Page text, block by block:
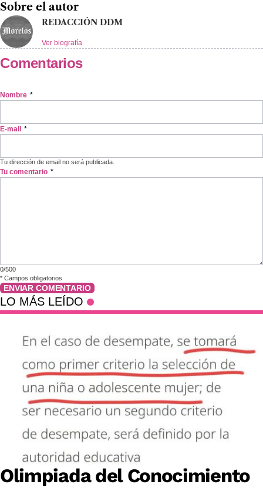
Sobre el autor
REDACCIÓN DDM
Ver biografía
Comentarios
Nombre *
E-mail *
Tu dirección de email no será publicada.
Tu comentario *
0/500
* Campos obligatorios
ENVIAR COMENTARIO
LO MÁS LEÍDO
Olimpiada del Conocimiento